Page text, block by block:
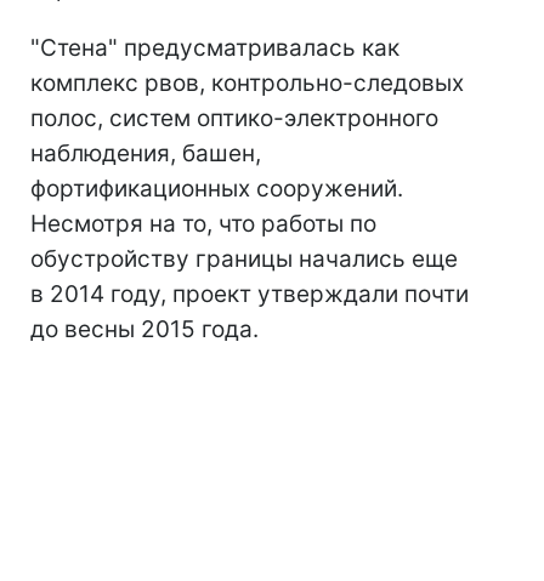
"Стена" предусматривалась как
комплекс рвов, контрольно-следовых
полос, систем оптико-электронного
наблюдения, башен,
фортификационных сооружений.
Несмотря на то, что работы по
обустройству границы начались еще
в 2014 году, проект утверждали почти
до весны 2015 года.